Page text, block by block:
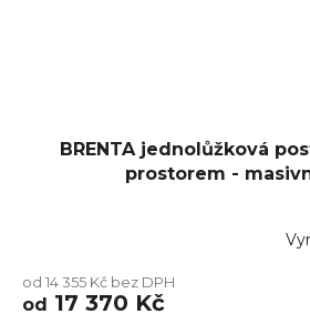
BRENTA jednolůžková
prostorem -
od 14 355 Kč bez DPH
od 17 370 Kč